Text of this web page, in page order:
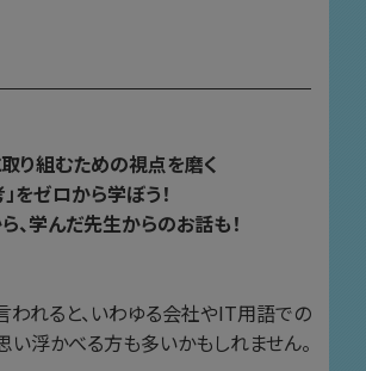
り組むための視点を磨く
をゼロから学ぼう！
、学んだ先生からのお話も！
言われると、いわゆる会社やIT用語での
思い浮かべる方も多いかもしれません。